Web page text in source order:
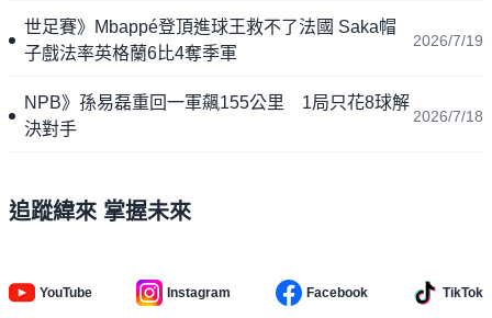
世足賽》Mbappé登頂進球王救不了法國 Saka帽
子戲法率英格蘭6比4奪季軍
2026/7/19
NPB》孫易磊重回一軍飆155公里 1局只花8球解
決對手
2026/7/18
追蹤緯來 掌握未來
YouTube Instagram Facebook TikTok